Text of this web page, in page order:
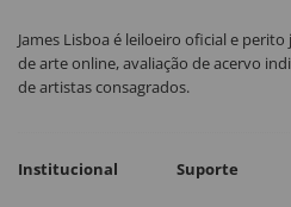
James Lisboa é leiloeiro oficial e
de arte online, avaliação de acervo
de artistas consagrados.
Institucional Suporte